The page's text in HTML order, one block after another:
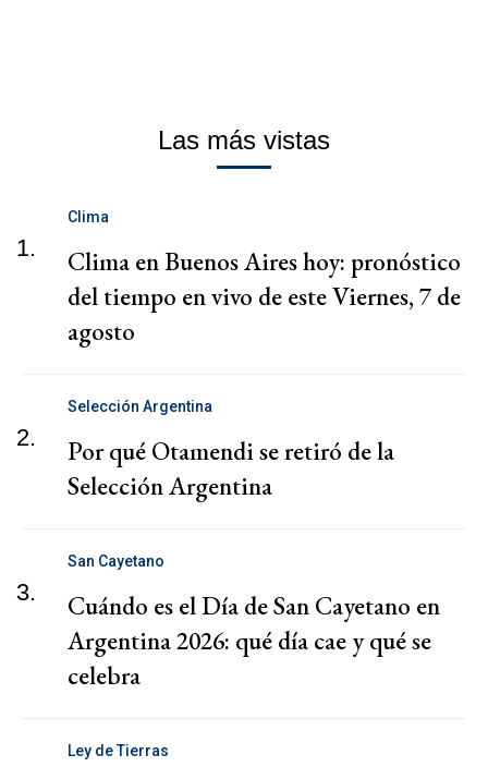
Las más vistas
1.
Clima
Clima en Buenos Aires hoy: pronóstico
del tiempo en vivo de este Viernes, 7 de
agosto
2.
Selección Argentina
Por qué Otamendi se retiró de la
Selección Argentina
3.
San Cayetano
Cuándo es el Día de San Cayetano en
Argentina 2026: qué día cae y qué se
celebra
Ley de Tierras